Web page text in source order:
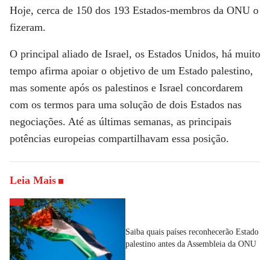
Hoje, cerca de 150 dos 193 Estados-membros da ONU o
fizeram.
O principal aliado de Israel, os Estados Unidos, há muito
tempo afirma apoiar o objetivo de um Estado palestino,
mas somente após os palestinos e Israel concordarem
com os termos para uma solução de dois Estados nas
negociações. Até as últimas semanas, as principais
potências europeias compartilhavam essa posição.
Leia Mais
Saiba quais países reconhecerão Estado
palestino antes da Assembleia da ONU